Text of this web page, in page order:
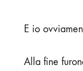
E io
Alla fine